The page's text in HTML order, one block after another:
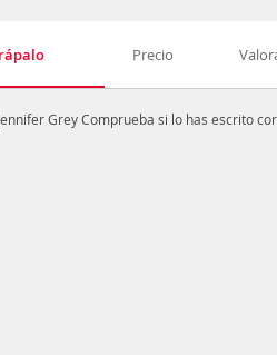
Precio
GreyComprueba si lo has escrito